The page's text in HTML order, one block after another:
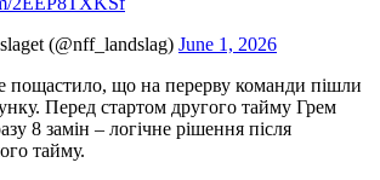
(@nff_landslag) June 1, 2026
що на перерву команди пішли
Перед стартом другого тайму Грем
8 замін – логічне рішення після
тайму.